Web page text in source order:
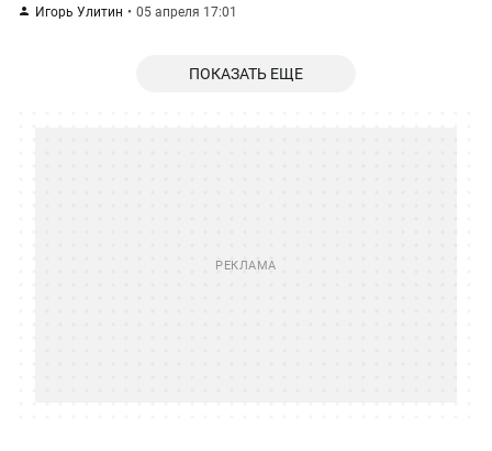
Игорь Улитин 05 апреля 17:01
ПОКАЗАТЬ ЕЩЕ